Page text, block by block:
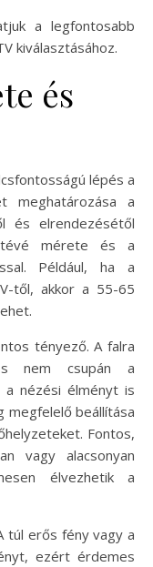
a legfontosabb
kiválasztásához.
és
lépés a
meghatározása a
és elrendezésétől
mérete és a
Például, ha a
től, akkor a 55-65
tényező. A falra
nem csupán a
a nézési élményt is
megfelelő beállítása
Fontos,
vagy alacsonyan
élvezhetik a
túl erős fény vagy a
ezért érdemes